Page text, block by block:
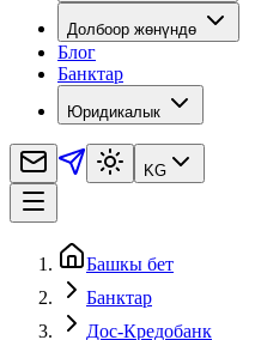
Долбоор жөнүндө
Блог
Банктар
Юридикалык
KG
Башкы бет
Банктар
Дос-Кредобанк